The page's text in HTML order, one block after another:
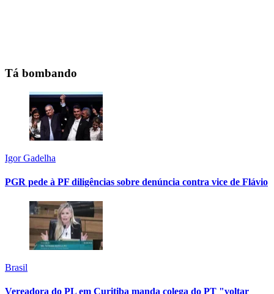
Tá bombando
Igor Gadelha
PGR pede à PF diligências sobre denúncia contra vice de Flávio
Brasil
Vereadora do PL em Curitiba manda colega do PT "voltar